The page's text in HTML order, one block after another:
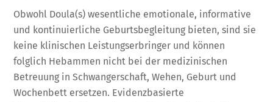
Obwohl Doula(s) wesentliche emotionale, informative
und kontinuierliche Geburtsbegleitung bieten, sind sie
keine klinischen Leistungserbringer und können
folglich Hebammen nicht bei der medizinischen
Betreuung in Schwangerschaft, Wehen, Geburt und
Wochenbett ersetzen. Evidenzbasierte